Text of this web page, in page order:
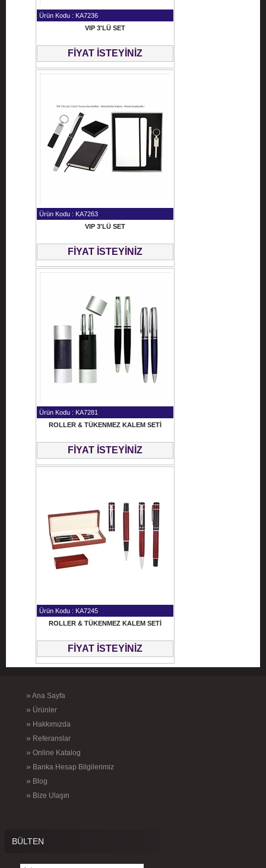
Ürün Kodu : KA7236
VIP 3'LÜ SET
FİYAT İSTEYİNİZ
Ürün Kodu : KA7263
VIP 3'LÜ SET
FİYAT İSTEYİNİZ
Ürün Kodu : KA7281
ROLLER & TÜKENMEZ KALEM SETİ
FİYAT İSTEYİNİZ
Ürün Kodu : KA7245
ROLLER & TÜKENMEZ KALEM SETİ
FİYAT İSTEYİNİZ
» Ana Sayfa
» Ürünler
» Hakkımızda
» Referanslar
» Online Katalog
» Banka Hesap Bilgilerimiz
» Blog
» Bize Ulaşın
BÜLTEN